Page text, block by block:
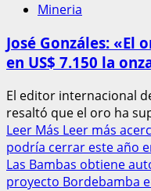
Mineria
José Gonzáles: «El
en US$ 7.150 la
El editor internacional
resaltó que el oro ha
Leer Más Leer más
podría cerrar este año
Las Bambas obtiene
proyecto Bordebamba